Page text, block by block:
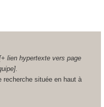
lien hypertexte vers page
recherche située en haut à